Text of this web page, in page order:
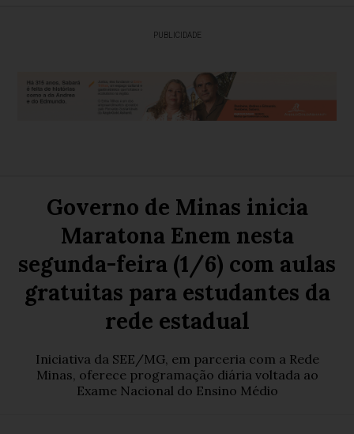
PUBLICIDADE
Governo de Minas inicia
Maratona Enem nesta
segunda-feira (1/6) com aulas
gratuitas para estudantes da
rede estadual
Iniciativa da SEE/MG, em parceria com a Rede
Minas, oferece programação diária voltada ao
Exame Nacional do Ensino Médio